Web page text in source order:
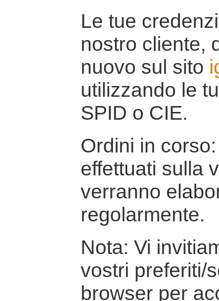
Le tue
nostro cliente,
nuovo sul sito
utilizzando le
SPID o CIE.
Ordini in
effettuati sulla
verranno
regolarmente.
Nota: Vi
vostri preferiti/
browser per